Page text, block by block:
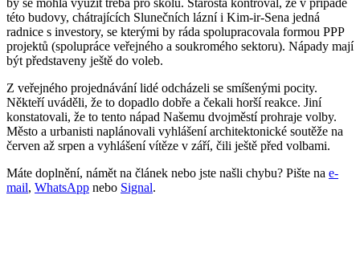
této budovy, chátrajících Slunečních lázní i Kim-ir-Sena jedná
radnice s investory, se kterými by ráda spolupracovala formou PPP
projektů (spolupráce veřejného a soukromého sektoru). Nápady mají
být představeny ještě do voleb.
Z veřejného projednávání lidé odcházeli se smíšenými pocity.
Někteří uváděli, že to dopadlo dobře a čekali horší reakce. Jiní
konstatovali, že to tento nápad Našemu dvojměstí prohraje volby.
Město a urbanisti naplánovali vyhlášení architektonické soutěže na
červen až srpen a vyhlášení vítěze v září, čili ještě před volbami.
Máte doplnění, námět na článek nebo jste našli chybu? Pište na e-
mail, WhatsApp nebo Signal.